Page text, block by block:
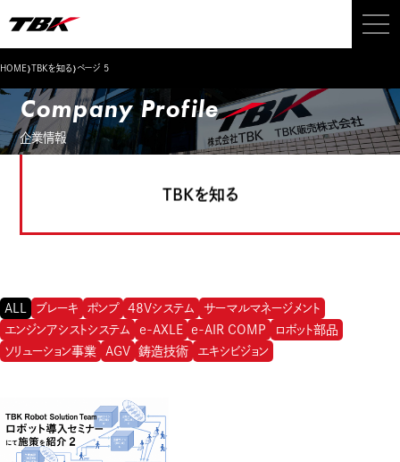
HOME›TBKを知る › ページ 5
Company Profile
企業情報
TBKを知る
ALL ブレーキ ポンプ 48Vシステム
サーマルマネージメント
エンジンアシストシステム
e-AXLE e-AIR COMP
ロボット部品
ソリューション事業
AGV 鋳造技術 エキシビジョン